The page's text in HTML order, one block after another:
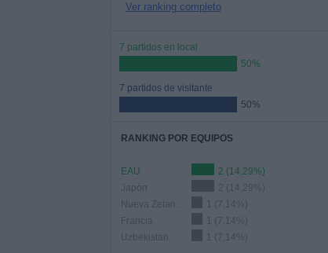
Ver ranking completo
7 partidos en local
50%
7 partidos de visitante
50%
RANKING POR EQUIPOS
EAU
2 (14,29%)
Japón
2 (14,29%)
1 (7,14%)
Francia
1 (7,14%)
Uzbekistán
1 (7,14%)